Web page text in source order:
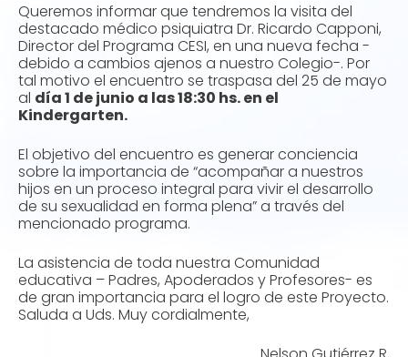
Queremos informar que tendremos la visita del
destacado médico psiquiatra Dr. Ricardo Capponi,
Director del Programa CESI, en una nueva fecha -
debido a cambios ajenos a nuestro Colegio-. Por
tal motivo el encuentro se traspasa del 25 de mayo
al día 1 de junio a las 18:30 hs. en el
Kindergarten.
El objetivo del encuentro es generar conciencia
sobre la importancia de “acompañar a nuestros
hijos en un proceso integral para vivir el desarrollo
de su sexualidad en forma plena” a través del
mencionado programa.
La asistencia de toda nuestra Comunidad
educativa – Padres, Apoderados y Profesores- es
de gran importancia para el logro de este Proyecto.
Saluda a Uds. Muy cordialmente,